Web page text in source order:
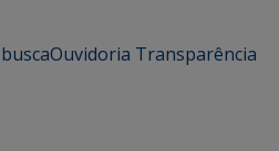
Ouvidoria Transparência